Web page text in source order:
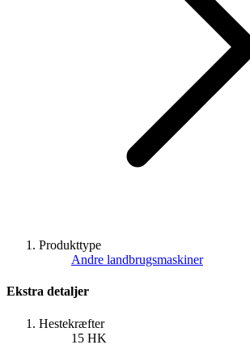
Produkttype
Andre landbrugsmaskiner
Ekstra detaljer
Hestekræfter
15 HK